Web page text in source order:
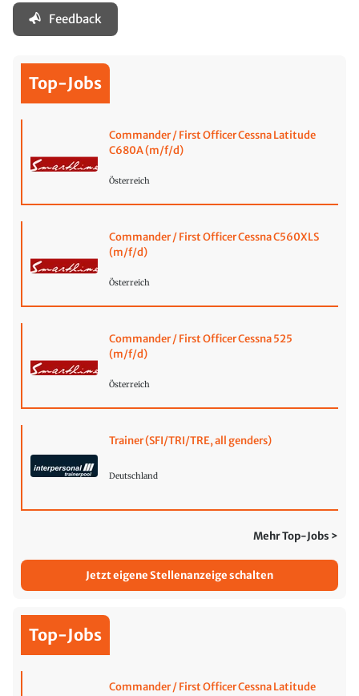
Feedback
Top-Jobs
Commander / First Officer Cessna Latitude
C680A (m/f/d)
Österreich
Commander / First Officer Cessna C560XLS
(m/f/d)
Österreich
Commander / First Officer Cessna 525
(m/f/d)
Österreich
Trainer (SFI/TRI/TRE, all genders)
Deutschland
Mehr Top-Jobs >
Jetzt eigene Stellenanzeige schalten
Top-Jobs
Commander / First Officer Cessna Latitude